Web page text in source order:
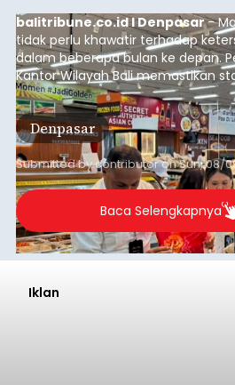
balitribune.co.id I Denpasar-
tidak perlu khawatir terhadap
dalam beberapa bulan ke depan.
Kantor Wilayah Bali memastikan
Beras Pemerintah (CBP) masih
aman, bahkan diproyeksikan
kebutuhan masyarakat hingga
Denpasar
Submitted bycontributoronSun, 08/
Baca Selengkapnya
Iklan